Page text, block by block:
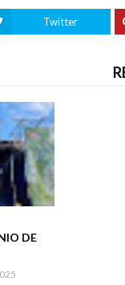
Twitter
DE